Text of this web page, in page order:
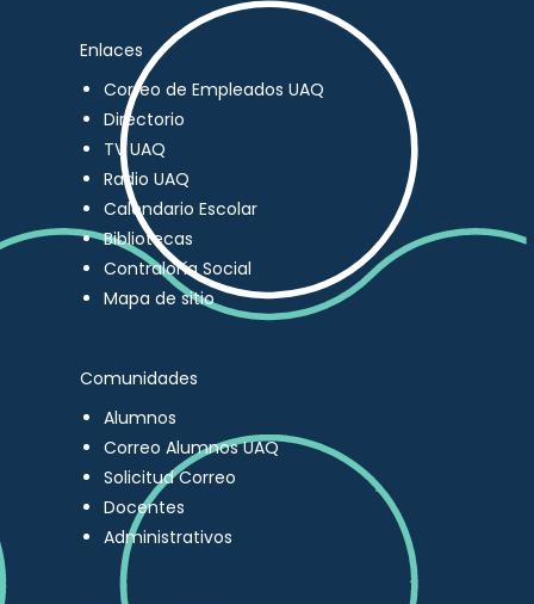
Enlaces
Correo de Empleados UAQ
Directorio
TV UAQ
Radio UAQ
Calendario Escolar
Bibliotecas
Contraloría Social
Mapa de sitio
Comunidades
Alumnos
Correo Alumnos UAQ
Solicitud Correo
Docentes
Administrativos